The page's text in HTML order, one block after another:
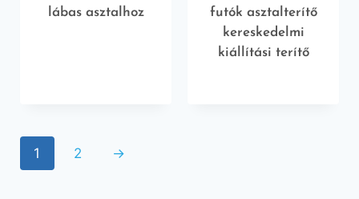
lábas asztalhoz
futók asztalterítő
kereskedelmi
kiállítási terítő
1 2 →